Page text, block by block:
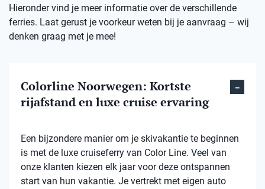
Hieronder vind je meer informatie over de verschillende
ferries. Laat gerust je voorkeur weten bij je aanvraag – wij
denken graag met je mee!
Colorline Noorwegen: Kortste
rijafstand en luxe cruise ervaring
Een bijzondere manier om je skivakantie te beginnen
is met de luxe cruiseferry van Color Line. Veel van
onze klanten kiezen elk jaar voor deze ontspannen
start van hun vakantie. Je vertrekt met eigen auto